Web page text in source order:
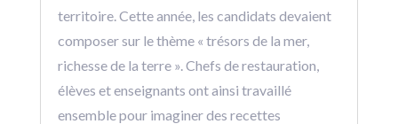
territoire. Cette année, les candidats devaient
composer sur le thème « trésors de la mer,
richesse de la terre ». Chefs de restauration,
élèves et enseignants ont ainsi travaillé
ensemble pour imaginer des recettes